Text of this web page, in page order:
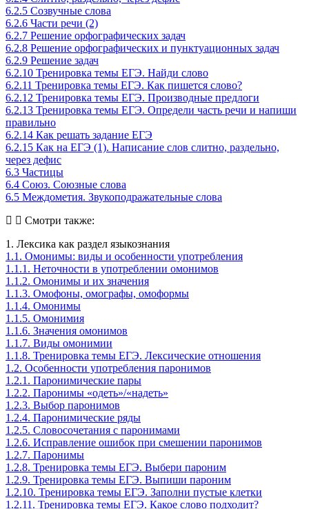
6.2.5 Созвучные слова
6.2.6 Части речи (2)
6.2.7 Решение орфографических задач
6.2.8 Решение орфографических и пунктуационных задач
6.2.9 Решение задач
6.2.10 Тренировка темы ЕГЭ. Найди слово
6.2.11 Тренировка темы ЕГЭ. Как пишется слово?
6.2.12 Тренировка темы ЕГЭ. Производные предлоги
6.2.13 Тренировка темы ЕГЭ. Определи часть речи и напиши
правильно
6.2.14 Как решать задание ЕГЭ
6.2.15 Как на ЕГЭ (1). Написание слов слитно, раздельно,
через дефис
6.3 Частицы
6.4 Союз. Союзные слова
6.5 Междометия. Звукоподражательные слова
Смотри также:
1. Лексика как раздел языкознания
1.1. Омонимы: виды и особенности употребления
1.1.1. Неточности в употреблении омонимов
1.1.2. Омонимы и их значения
1.1.3. Омофоны, омографы, омоформы
1.1.4. Омонимы
1.1.5. Омонимия
1.1.6. Значения омонимов
1.1.7. Виды омонимии
1.1.8. Тренировка темы ЕГЭ. Лексические отношения
1.2. Особенности употребления паронимов
1.2.1. Паронимические пары
1.2.2. Паронимы «одеть»/«надеть»
1.2.3. Выбор паронимов
1.2.4. Паронимические ряды
1.2.5. Словосочетания с паронимами
1.2.6. Исправление ошибок при смешении паронимов
1.2.7. Паронимы
1.2.8. Тренировка темы ЕГЭ. Выбери пароним
1.2.9. Тренировка темы ЕГЭ. Выпиши пароним
1.2.10. Тренировка темы ЕГЭ. Заполни пустые клетки
1.2.11. Тренировка темы ЕГЭ. Какое слово подходит?